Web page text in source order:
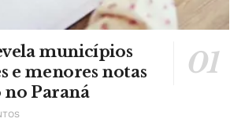
municípios
e menores notas
no Paraná